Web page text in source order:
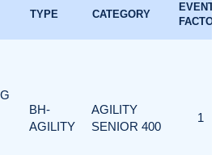
TYPE CATEGORY
EVENT
FACTOR
BH-
AGILITY
AGILITY
SENIOR 400
1